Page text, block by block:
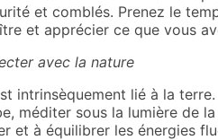
et comblés. Prenez le
et apprécier ce que vous
avec la nature
intrinsèquement lié à la
méditer sous la lumière de
et à équilibrer les énergies